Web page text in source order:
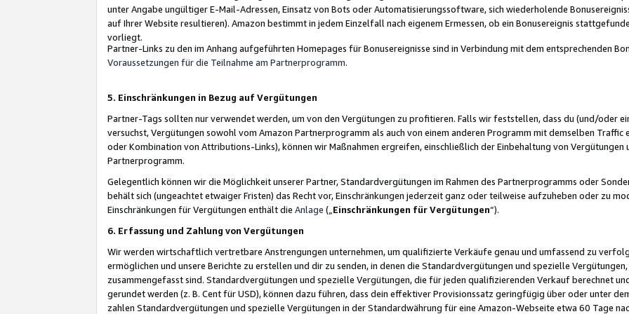
unter Angabe ungültiger E-Mail-Adressen, Einsatz von Bots oder Automatisierungssoftware, sich wiederholende
auf Ihrer Website resultieren). Amazon bestimmt in jedem Einzelfall nach eigenem Ermessen, ob ein Bonusereignis
vorliegt.
Partner-Links zu den im Anhang aufgeführten Homepages für Bonusereignisse sind in Verbindung mit dem entsprechenden
Voraussetzungen für die Teilnahme am Partnerprogramm.
5. Einschränkungen in Bezug auf Vergütungen
Partner-Tags sollten nur verwendet werden, um von den Vergütungen zu profitieren. Falls wir feststellen, dass du (und/oder
versuchst, Vergütungen sowohl vom Amazon Partnerprogramm als auch von einem anderen Programm mit demselben
oder Kombination von Attributions-Links), können wir Maßnahmen ergreifen, einschließlich der Einbehaltung von
Partnerprogramm.
Gelegentlich können wir die Möglichkeit unserer Partner, Standardvergütungen im Rahmen des Partnerprogramms oder
behält sich (ungeachtet etwaiger Fristen) das Recht vor, Einschränkungen jederzeit ganz oder teilweise aufzuheben oder zu
Einschränkungen für Vergütungen enthält die Anlage („ Einschränkungen für Vergütungen“).
6. Erfassung und Zahlung von Vergütungen
Wir werden wirtschaftlich vertretbare Anstrengungen unternehmen, um qualifizierte Verkäufe genau und umfassend zu
ermöglichen und unsere Berichte zu erstellen und dir zu senden, in denen die Standardvergütungen und spezielle
zusammengefasst sind. Standardvergütungen und spezielle Vergütungen, die für jeden qualifizierenden Verkauf berechnet
gerundet werden (z. B. Cent für USD), können dazu führen, dass dein effektiver Provisionssatz geringfügig über oder unter
zahlen Standardvergütungen und spezielle Vergütungen in der Standardwährung für eine Amazon-Webseite etwa 60 Tage